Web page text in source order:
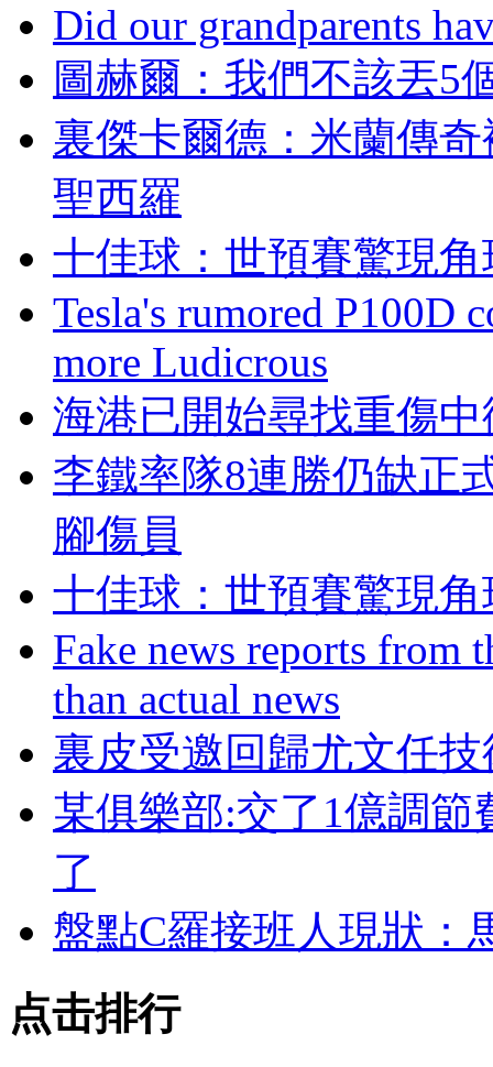
Did our grandparents
圖赫爾 ：我們不該
裏傑卡爾德：米蘭
聖西羅
十佳球：世預賽驚
Tesla's rumored P100D
more Ludicrous
海港已開始尋找重傷
李鐵率隊8連勝仍缺正
腳傷員
十佳球：世預賽驚
Fake news reports from
than actual news
裏皮受邀回歸尤文任
某俱樂部:交了1億調
了
盤點C羅接班人現狀
点击排行